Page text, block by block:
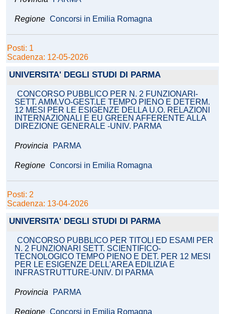
Regione Concorsi in Emilia Romagna
Posti: 1
Scadenza: 12-05-2026
UNIVERSITA' DEGLI STUDI DI PARMA
CONCORSO PUBBLICO PER N. 2 FUNZIONARI-
SETT. AMM.VO-GEST.LE TEMPO PIENO E DETERM.
12 MESI PER LE ESIGENZE DELLA U.O. RELAZIONI
INTERNAZIONALI E EU GREEN AFFERENTE ALLA
DIREZIONE GENERALE -UNIV. PARMA
Provincia PARMA
Regione Concorsi in Emilia Romagna
Posti: 2
Scadenza: 13-04-2026
UNIVERSITA' DEGLI STUDI DI PARMA
CONCORSO PUBBLICO PER TITOLI ED ESAMI PER
N. 2 FUNZIONARI SETT. SCIENTIFICO-
TECNOLOGICO TEMPO PIENO E DET. PER 12 MESI
PER LE ESIGENZE DELL'AREA EDILIZIA E
INFRASTRUTTURE-UNIV. DI PARMA
Provincia PARMA
Regione Concorsi in Emilia Romagna